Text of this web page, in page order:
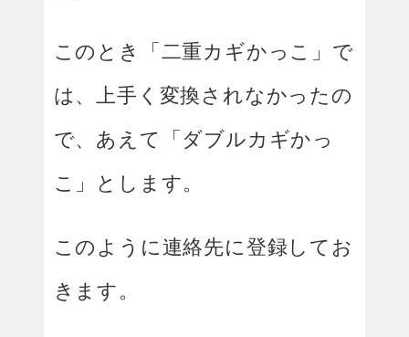
このとき「二重カギかっこ」で
は、上手く変換されなかったの
で、あえて「ダブルカギかっ
こ」とします。
このように連絡先に登録してお
きます。